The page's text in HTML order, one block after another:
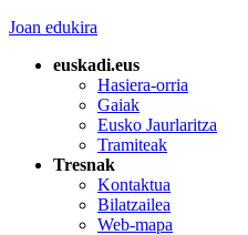
Joan edukira
euskadi.eus
Hasiera-orria
Gaiak
Eusko Jaurlaritza
Tramiteak
Tresnak
Kontaktua
Bilatzailea
Web-mapa